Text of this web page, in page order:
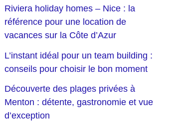
Riviera holiday homes – Nice : la
référence pour une location de
vacances sur la Côte d’Azur
L’instant idéal pour un team building :
conseils pour choisir le bon moment
Découverte des plages privées à
Menton : détente, gastronomie et vue
d’exception